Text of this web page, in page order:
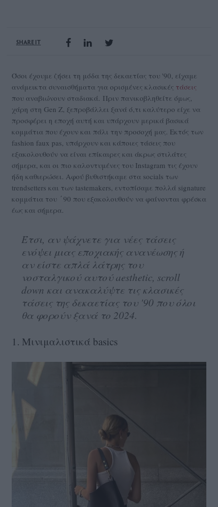
SHARE IT
Όσοι έχουμε ζήσει τη μόδα της δεκαετίας του '90, είχαμε
ανάμεικτα συναισθήματα για ορισμένες κλασικές τάσεις
που αναβιώνουν σταδιακά. Πριν πανικοβληθείτε όμως,
χάρη στη Gen Z, ξεπροβάλλει ξανά ό,τι καλύτερο είχε να
προσφέρει η εποχή αυτή και υπάρχουν μερικά βασικά
κομμάτια που έχουν και πάλι την προσοχή μας. Εκτός των
fashion faux pas, υπάρχουν και κάποιες τάσεις που
εξακολουθούν να είναι επίκαιρες και άκρως στιλάτες
σήμερα, και οι πιο καλοντυμένες του Instagram τις έχουν
ήδη καθιερώσει. Αφού βυθιστήκαμε στα socials των
trendsetters και των tastemakers, εντοπίσαμε πολλά signature
κομμάτια του ΄90 που εξακολουθούν να φαίνονται φρέσκα
έως και σήμερα.
Έτσι, αν ψάχνετε για νέες τάσεις
ενόψει μιας εποχιακής ανανέωσης ή
αν είστε απλά λάτρης του
νοσταλγικού αυτού aesthetic, scroll
down και ανακαλύψτε τις κλασικές
τάσεις της δεκαετίας του '90 που όλοι
θα φορούν ξανά το 2024.
1. Μινιμαλιστικά basics